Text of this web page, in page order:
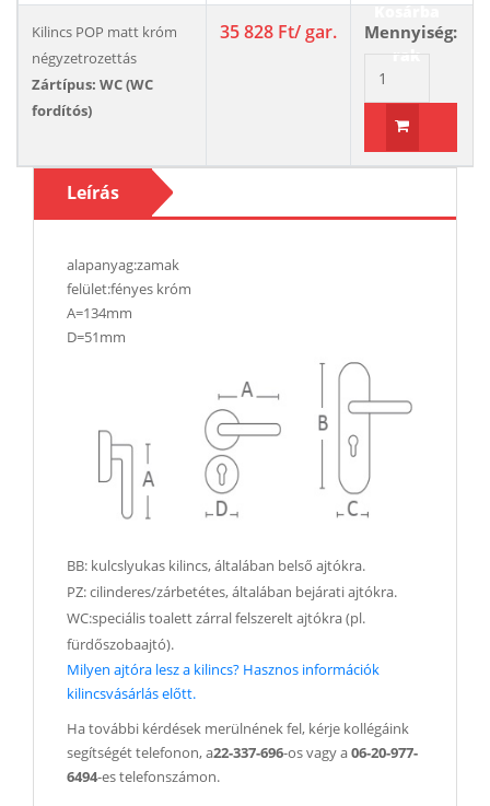
Kosárba
rak
Kilincs POP matt króm
négyzetrozettás
Zártípus: WC (WC
fordítós)
35 828 Ft/ gar. Mennyiség:
Kosárba
rak
Leírás
alapanyag:zamak
felület:fényes króm
A=134mm
D=51mm
BB: kulcslyukas kilincs, általában belső ajtókra.
PZ: cilinderes/zárbetétes, általában bejárati ajtókra.
WC:speciális toalett zárral felszerelt ajtókra (pl.
fürdőszobaajtó).
Milyen ajtóra lesz a kilincs? Hasznos információk
kilincsvásárlás előtt.
Ha további kérdések merülnének fel, kérje kollégáink
segítségét telefonon, a22-337-696-os vagy a06-20-977-
6494-es telefonszámon.